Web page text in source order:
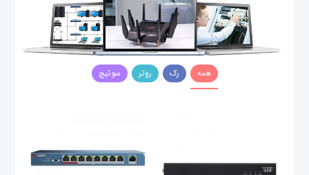
همه رک روتر سوئیچ